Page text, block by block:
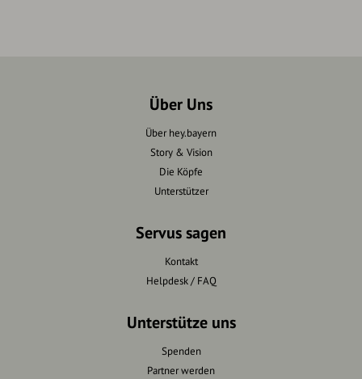
Über Uns
Über hey.bayern
Story & Vision
Die Köpfe
Unterstützer
Servus sagen
Kontakt
Helpdesk / FAQ
Unterstütze uns
Spenden
Partner werden